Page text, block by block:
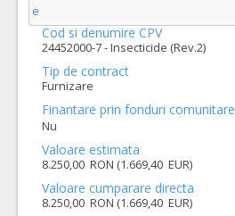
e
Cod si denumire CPV
24452000-7 - Insecticide (Rev.2)
Tip de contract
Furnizare
Finantare prin fonduri comunitare
Nu
Valoare estimata
8.250,00 RON (1.669,40 EUR)
Valoare cumparare directa
8.250,00 RON (1.669,40 EUR)